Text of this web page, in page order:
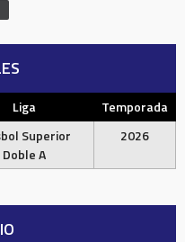
Liga
Temporada
Superior
Doble A
2026